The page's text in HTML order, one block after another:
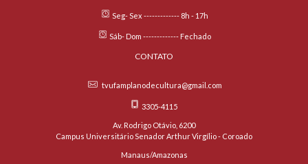
Seg- Sex ------------- 8h - 17h
Sáb- Dom ------------- Fechado
CONTATO
tvufamplanodecultura@gmail.com
3305-4115
Av. Rodrigo Otávio, 6200
Campus Universitário Senador Arthur Virgílio - Coroado
Manaus/Amazonas